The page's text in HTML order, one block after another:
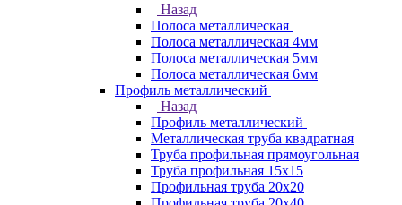
Назад
Полоса металлическая
Полоса металлическая 4мм
Полоса металлическая 5мм
Полоса металлическая 6мм
Профиль металлический
Назад
Профиль металлический
Металлическая труба квадратная
Труба профильная прямоугольная
Труба профильная 15х15
Профильная труба 20х20